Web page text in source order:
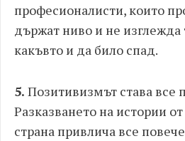
професионалисти, които
държат ниво и не изглежда
какъвто и да било спад.
5. Позитивизмът става
Разказването на истории
страна привлича все